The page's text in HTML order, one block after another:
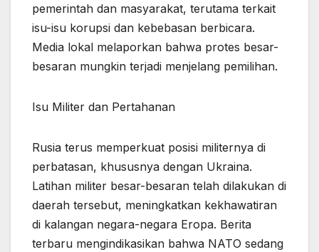
pemerintah dan masyarakat, terutama terkait
isu-isu korupsi dan kebebasan berbicara.
Media lokal melaporkan bahwa protes besar-
besaran mungkin terjadi menjelang pemilihan.
Isu Militer dan Pertahanan
Rusia terus memperkuat posisi militernya di
perbatasan, khususnya dengan Ukraina.
Latihan militer besar-besaran telah dilakukan di
daerah tersebut, meningkatkan kekhawatiran
di kalangan negara-negara Eropa. Berita
terbaru mengindikasikan bahwa NATO sedang